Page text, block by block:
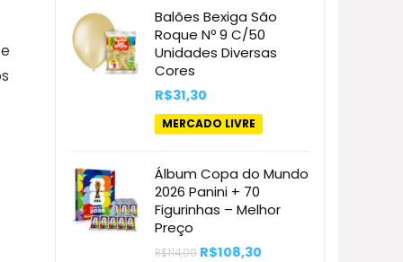
Balões Bexiga São
Roque Nº 9 C/50
Unidades Diversas
Cores
R$31,30
MERCADO LIVRE
Álbum Copa do Mundo
2026 Panini + 70
Figurinhas – Melhor
Preço
R$114,00 O
R$108,30